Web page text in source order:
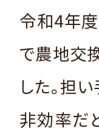
令和4年
で農地交
した。担
非効率だ